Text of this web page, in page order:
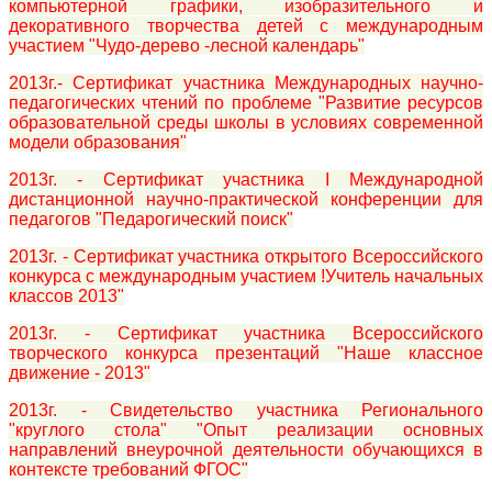
компьютерной графики, изобразительного и
декоративного творчества детей с международным
участием "Чудо-дерево -лесной календарь"
2013г.- Сертификат участника Международных научно-
педагогических чтений по проблеме "Развитие ресурсов
образовательной среды школы в условиях современной
модели образования"
2013г. - Сертификат участника I Международной
дистанционной научно-практической конференции для
педагогов "Педарогический поиск"
2013г. - Сертификат участника открытого Всероссийского
конкурса с международным участием !Учитель начальных
классов 2013"
2013г. - Сертификат участника Всероссийского
творческого конкурса презентаций "Наше классное
движение - 2013"
2013г. - Свидетельство участника Регионального
"круглого стола" "Опыт реализации основных
направлений внеурочной деятельности обучающихся в
контексте требований ФГОС"